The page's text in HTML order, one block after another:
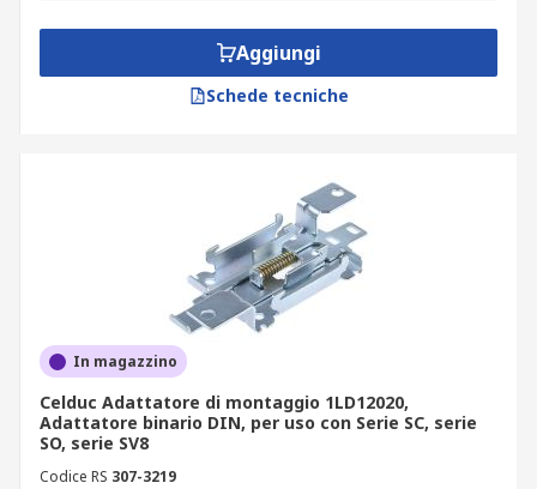
Aggiungi
Schede tecniche
In magazzino
Celduc Adattatore di montaggio 1LD12020,
Adattatore binario DIN, per uso con Serie SC, serie
SO, serie SV8
Codice RS 307-3219